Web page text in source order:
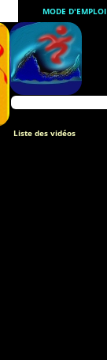
MODE D'EMPLOI
Liste des vidéos